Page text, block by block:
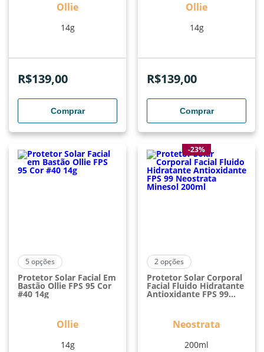
Ollie
14g
R$139,00
Comprar
Ollie
14g
R$139,00
Comprar
5 opções
Protetor Solar Facial Em
Bastão Ollie FPS 95 Cor
#40 14g
Ollie
14g
-23%
2opções
Protetor Solar Corporal
Facial Fluido Hidratante
Antioxidante FPS 99
Neostrata
200ml